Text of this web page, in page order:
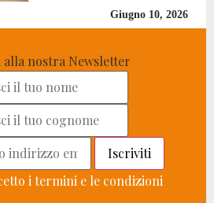
Giugno 10, 2026
alla nostra Newsletter
i termini e le condizioni